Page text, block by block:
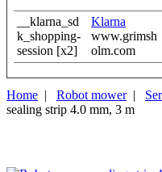
__klarna_sd
k_shopping-
session [x2]
Klarna
www.grimsh
olm.com
Home | Robot mower|
sealing strip 4.0 mm, 3 m